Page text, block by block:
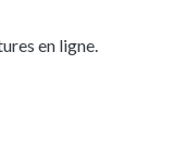
en ligne.